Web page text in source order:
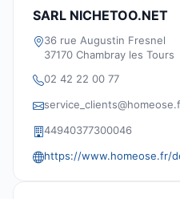
SARL NICHETOO.NET
36 rue Augustin Fresnel
37170 Chambray les Tours
02 42 22 00 77
44940377300046
https://www.homeose.fr/